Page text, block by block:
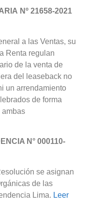
Nº 21658-2021
a las Ventas, su
Renta regulan
de la venta de
del leaseback no
un arrendamiento
de forma
N° 000110-
se asignan
de las
Lima. Leer